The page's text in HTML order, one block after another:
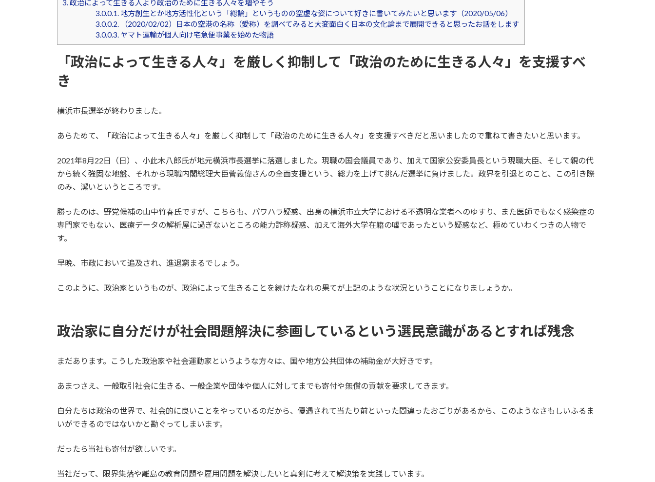
3.政治によって生きる人より政治のために生きる人々を増やそう
3.0.0.1. 地方創生とか地方活性化という「総論」というものの空虚な姿について好きに書いてみたいと思います（2020/05/06）
3.0.0.2. （2020/02/02）日本の空港の名称（愛称）を調べてみると大変面白く日本の文化論まで展開できると思ったお話をします
3.0.0.3. ヤマト運輸が個人向け宅急便事業を始めた物語
「政治によって生きる人々」を厳しく抑制して「政治のために生きる人々」を支援すべ
き
横浜市長選挙が終わりました。
あらためて、「政治によって生きる人々」を厳しく抑制して「政治のために生きる人々」を支援すべきだと思いましたので重ねて書きたいと思います。
2021年8月22日（日）、小此木八郎氏が地元横浜市長選挙に落選しました。現職の国会議員であり、加えて国家公安委員長という現職大臣、そして親の代
から続く強固な地盤、それから現職内閣総理大臣菅義偉さんの全面支援という、総力を上げて挑んだ選挙に負けました。政界を引退とのこと、この引き際
のみ、潔いというところです。
勝ったのは、野党候補の山中竹春氏ですが、こちらも、パワハラ疑惑、出身の横浜市立大学における不透明な業者へのゆすり、また医師でもなく感染症の
専門家でもない、医療データの解析屋に過ぎないところの能力詐称疑惑、加えて海外大学在籍の嘘であったという疑惑など、極めていわくつきの人物で
す。
早晩、市政において追及され、進退窮まるでしょう。
このように、政治家というものが、政治によって生きることを続けたなれの果てが上記のような状況ということになりましょうか。
政治家に自分だけが社会問題解決に参画しているという選民意識があるとすれば残念
まだあります。こうした政治家や社会運動家というような方々は、国や地方公共団体の補助金が大好きです。
あまつさえ、一般取引社会に生きる、一般企業や団体や個人に対してまでも寄付や無償の貢献を要求してきます。
自分たちは政治の世界で、社会的に良いことをやっているのだから、優遇されて当たり前といった間違ったおごりがあるから、このようなさもしいふるま
いができるのではないかと勘ぐってしまいます。
だったら当社も寄付が欲しいです。
当社だって、限界集落や離島の教育問題や雇用問題を解決したいと真剣に考えて解決策を実践しています。